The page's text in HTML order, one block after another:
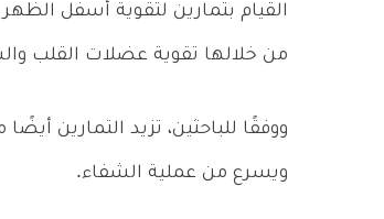
القيام بتمارين لتقوية أسفل
من خلالها تقوية عضلات القلب
ووفقًا للباحثين، تزيد التمارين
ويسرع من عملية الشفاء.